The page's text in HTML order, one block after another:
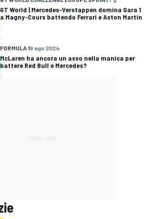
GT World | Mercedes-Verstappen domina Gara 1
a Magny-Cours battendo Ferrari e Aston Martin
FORMULA 19 ago 2024
McLaren ha ancora un asso nella manica per
battere Red Bull e Mercedes?